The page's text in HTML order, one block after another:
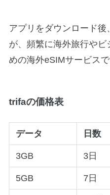
アプリをダウンロード
が、頻繁に海外旅行や
めの海外eSIMサービスで
trifaの価格表
データ 日数
3GB 3日
5GB 7日